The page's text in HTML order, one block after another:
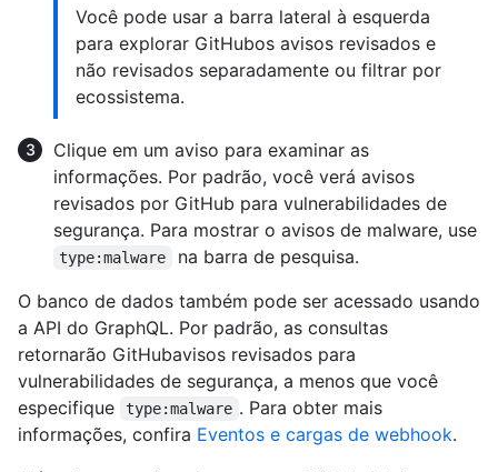
Você pode usar a barra lateral à esquerda
para explorar GitHubos avisos revisados e
não revisados separadamente ou filtrar por
ecossistema.
Clique em um aviso para examinar as
informações. Por padrão, você verá avisos
revisados por GitHub para vulnerabilidades de
segurança. Para mostrar o avisos de malware, use
type:malware
na barra de pesquisa.
O banco de dados também pode ser acessado usando
a API do GraphQL. Por padrão, as consultas
retornarão GitHubavisos revisados para
vulnerabilidades de segurança, a menos que você
especifique
type:malware . Para obter mais
informações, confira Eventos e cargas de webhook.